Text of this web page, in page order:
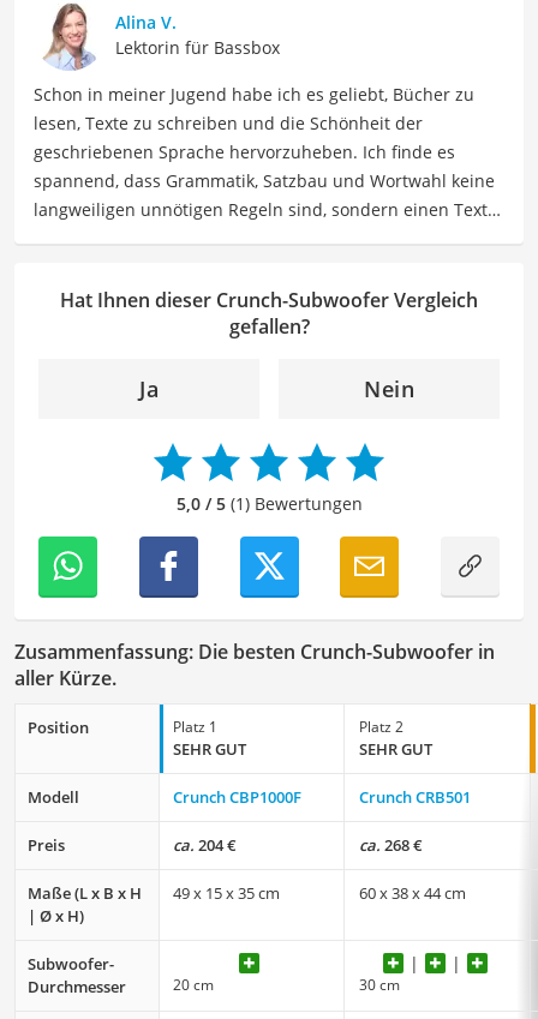
detaillierte Produktvergleiche, Kaufberatungen und
technische Analysen, um Verbrauchern dabei zu helfen,
sowohl informierte Entscheidungen zu treffen als auch
die besten elektronischen Lösungen für ihre Bedürfnisse
zu finden.
Der Crunch-Subwoofer-Vergleich ist aus unserer Sicht
besonders empfehlenswert fürAuto-Enthusiasten.
Alina V.
Lektorin für Bassbox
Schon in meiner Jugend habe ich es geliebt, Bücher zu
lesen, Texte zu schreiben und die Schönheit der
geschriebenen Sprache hervorzuheben. Ich finde es
spannend, dass Grammatik, Satzbau und Wortwahl keine
langweiligen unnötigen Regeln sind, sondern einen Text
geschriebenen Wort als Lektorin bei VGL in unsere Texte
einfließen zu lassen. Mit meinem Auge für
ich unser Redaktionsteam dabei, qualitativ hochwertige
meinen Wissensschatz immer mehr zu erweitern und
mich täglich mit den verschiedensten Themen
auseinanderzusetzen.
Hat Ihnen dieser Crunch-Subwoofer Vergleich
gefallen?
Ja Nein
5,0 / 5(1) Bewertungen
Zusammenfassung: Die besten Crunch-Subwoofer in
aller Kürze.
Position Platz 1
SEHR GUT
Platz 2
SEHR GUT
Modell Crunch CBP1000F Crunch CRB501
Preis ca. 204 € ca. 268 €
Maße (L x B x H
| Ø x H)
49 x 15 x 35 cm 60 x 38 x 44 cm
Subwoofer-
Durchmesser
20 cm 30 cm